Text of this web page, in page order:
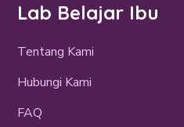
Lab Belajar Ibu
Tentang Kami
Hubungi Kami
FAQ